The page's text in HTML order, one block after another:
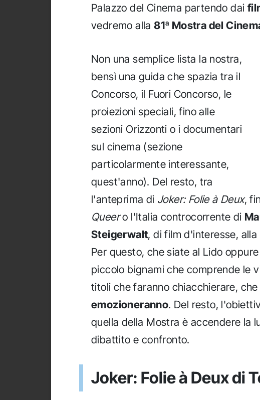
Palazzo del Cinema partendo dai
vedremo alla81ª Mostra del
Non una semplice lista la nostra,
bensì una guida che spazia tra il
Concorso, il Fuori Concorso, le
proiezioni speciali, fino alle
sezioni Orizzonti o i documentari
sul cinema (sezione
particolarmente interessante,
quest'anno). Del resto, tra
l'anteprima di Joker: Folie à Deux,
Queero l'Italia controcorrente di
Steigerwalt, di film d'interesse,
Per questo, che siate al Lido
piccolo bignami che comprende le
titoli che faranno chiacchierare,
emozioneranno. Del resto,
quella della Mostra è accendere la
dibattito e confronto.
Joker: Folie à Deux di